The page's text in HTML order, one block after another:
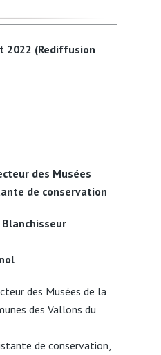
2022 (Rediffusion
des Musées
de conservation
des Musées de la
des Vallons du
de conservation,